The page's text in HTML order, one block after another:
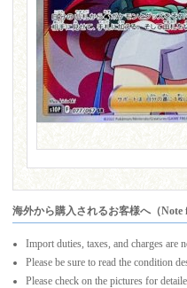
海外から購入されるお客様へ（Note
Import duties, taxes, and charges are
Please be sure to read the condition
Please check on the pictures for